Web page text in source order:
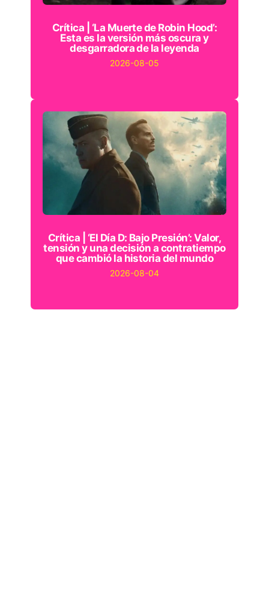
Crítica | ‘La Muerte de Robin Hood’:
Esta es la versión más oscura y
desgarradora de la leyenda
2026-08-05
Crítica | ‘El Día D: Bajo Presión’: Valor,
tensión y una decisión a contratiempo
que cambió la historia del mundo
2026-08-04